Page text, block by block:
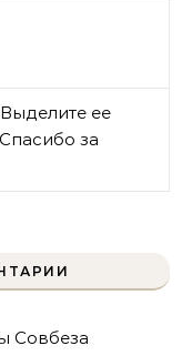
Выделите ее
за
Совбеза